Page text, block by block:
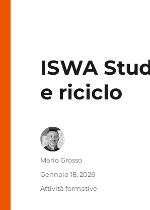
ISWA
e riciclo
Autore
Mario Grosso
Pubblicato
Gennaio 18, 2026
Categorie
Attività formative